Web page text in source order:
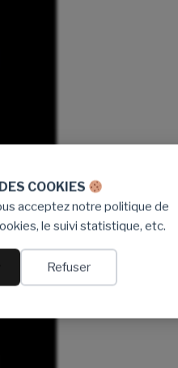
COOKIES
acceptez notre politique de
le suivi statistique, etc.
Refuser